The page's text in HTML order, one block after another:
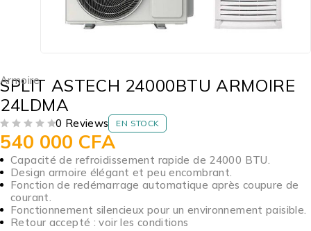
Armoire
SPLIT ASTECH 24000BTU ARMOIRE
24LDMA
0 Reviews EN STOCK
540 000 CFA
Capacité de refroidissement rapide de 24000 BTU.
Design armoire élégant et peu encombrant.
Fonction de redémarrage automatique après coupure de
courant.
Fonctionnement silencieux pour un environnement paisible.
Retour accepté : voir les conditions